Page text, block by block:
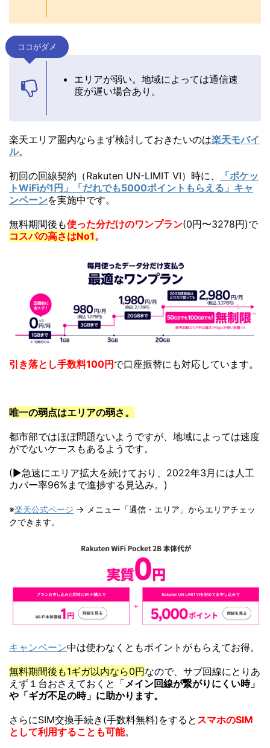
ココがダメ
エリアが弱い。地域によっては通信速
度が遅い場合あり。
楽天エリア圏内ならまず検討しておきたいのは楽天モバイ
ル。
初回の回線契約（Rakuten UN-LIMIT VI）時に、
「ポケッ
トWiFiが1円」「だれでも5000ポイントもらえる」キャ
ンペーンを実施中です。
無料期間後も使った分だけのワンプラン(0円〜3278円)で
コスパの高さはNo1。
引き落とし手数料100円で口座振替にも対応しています。
唯一の弱点はエリアの弱さ。
都市部ではほぼ問題ないようですが、地域によっては速度
がでないケースもあるようです。
(▶急速にエリア拡大を続けており、2022年3月には人工
カバー率96%まで進捗する見込み。)
※楽天公式ページ → メニュー「通信・エリア」からエリアチェッ
クできます。
キャンペーン中は使わなくともポイントがもらえてお得。
無料期間後も1ギガ以内なら0円なので、サブ回線にとりあ
えず１台おさえておくと「 メイン回線が繋がりにくい時」
や「ギガ不足の時」に助かります。
さらにSIM交換手続き(手数料無料)をすると スマホのSIM
として利用することも可能。